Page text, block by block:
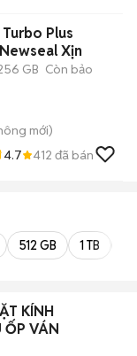
Plus
Xịn
GB Còn bảo
mới)
4.7 412 đã bán
512 GB 1 TB
KÍNH
ỐP VÁN